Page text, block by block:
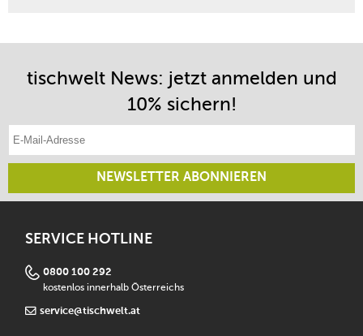
tischwelt News: jetzt anmelden und
10% sichern!
NEWSLETTER ABONNIEREN
SERVICE HOTLINE
0800 100 292
kostenlos innerhalb Österreichs
service@tischwelt.at